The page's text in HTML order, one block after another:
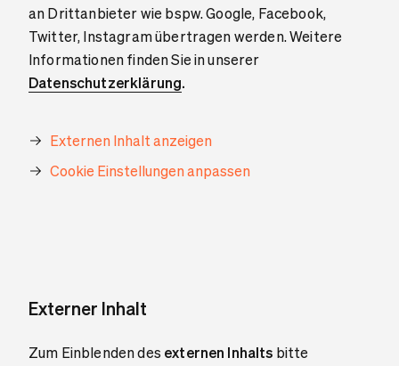
an Drittanbieter wie bspw. Google, Facebook,
Twitter, Instagram übertragen werden. Weitere
Informationen finden Sie in unserer
Datenschutzerklärung.
Externen Inhalt anzeigen
Cookie Einstellungen anpassen
Externer Inhalt
Zum Einblenden des externen Inhalts bitte